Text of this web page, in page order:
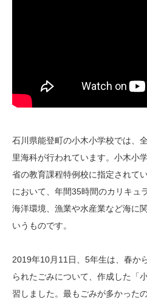
石川県能登町の小木小学校では、
里海科が行われています。小木小
省の教育課程特例校に指定されて
において、年間35時間のカリキュ
海洋環境、漁業や水産業など海に
いうものです。
2019年10月11日、5年生は、春か
られたごみについて、作成した「
習しました。最もごみが多かった